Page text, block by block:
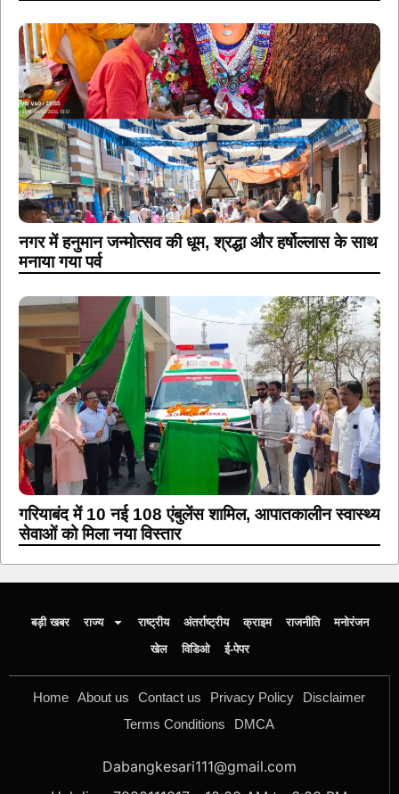
नगर में हनुमान जन्मोत्सव की धूम, श्रद्धा और हर्षोल्लास के साथ
मनाया गया पर्व
गरियाबंद में 10 नई 108 एंबुलेंस शामिल, आपातकालीन स्वास्थ्य
सेवाओं को मिला नया विस्तार
बड़ी खबर राज्य राष्ट्रीय अंतर्राष्ट्रीय क्राइम राजनीति
मनोरंजन
खेल
विडिओ ई-पेपर
Home About us Contact us Privacy Policy
Disclaimer
Terms Conditions
DMCA
Dabangkesari111@gmail.com